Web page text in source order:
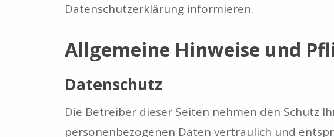
Datenschutzerklärung informieren.
Allgemeine Hinweise und
Datenschutz
Die Betreiber dieser Seiten nehmen den Schutz
personenbezogenen Daten vertraulich und